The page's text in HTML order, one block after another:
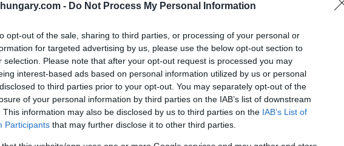
- Do Not Process My Personal Information
opt-out of the sale, sharing to third parties, or processing of your personal or
for targeted advertising by us, please use the below opt-out section to
selection. Please note that after your opt-out request is processed you may
interest-based ads based on personal information utilized by us or personal
to third parties prior to your opt-out. You may separately opt-out of the
of your personal information by third parties on the IAB’s list of downstream
This information may also be disclosed by us to third parties on the IAB’s List of
Participants that may further disclose it to other third parties.
più i movimenti
politiche di” orientate
la possibilità di una
maggiore inflazione
al dettaglio per contrastare
inflazionistiche